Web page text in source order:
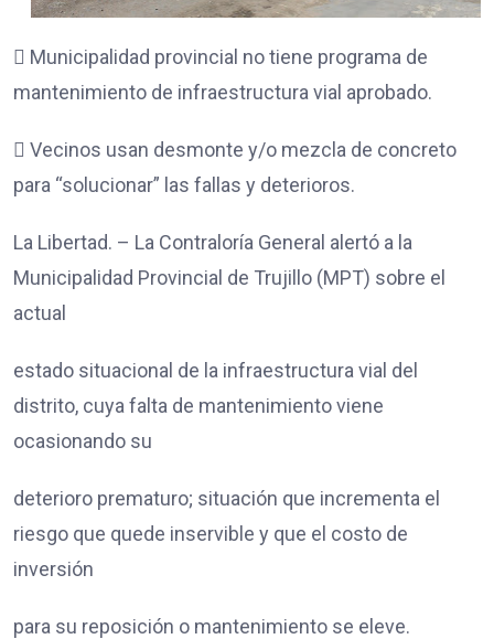
 Municipalidad provincial no tiene programa de
mantenimiento de infraestructura vial aprobado.
 Vecinos usan desmonte y/o mezcla de concreto
para “solucionar” las fallas y deterioros.
La Libertad. – La Contraloría General alertó a la
Municipalidad Provincial de Trujillo (MPT) sobre el
actual
estado situacional de la infraestructura vial del
distrito, cuya falta de mantenimiento viene
ocasionando su
deterioro prematuro; situación que incrementa el
riesgo que quede inservible y que el costo de
inversión
para su reposición o mantenimiento se eleve.